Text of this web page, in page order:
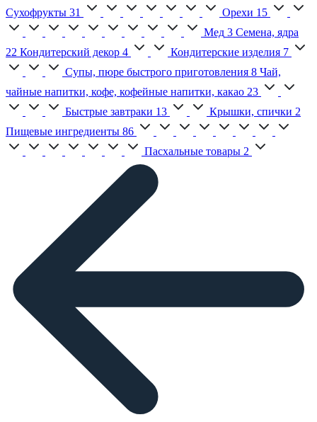
Сухофрукты 31 Орехи 15
Мед 3 Семена, ядра
22 Кондитерский декор 4 Кондитерские изделия 7
Супы, пюре быстрого приготовления 8 Чай,
чайные напитки, кофе, кофейные напитки, какао 23
Быстрые завтраки 13 Крышки, спички 2
Пищевые ингредиенты 86
Пасхальные товары 2